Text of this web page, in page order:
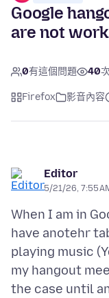
Google
are not
0有這個問題 40
Firefox 影音內容
Editor
5/21/26, 7:55
When I am in
have anotehr
playing music
my hangout
the case until